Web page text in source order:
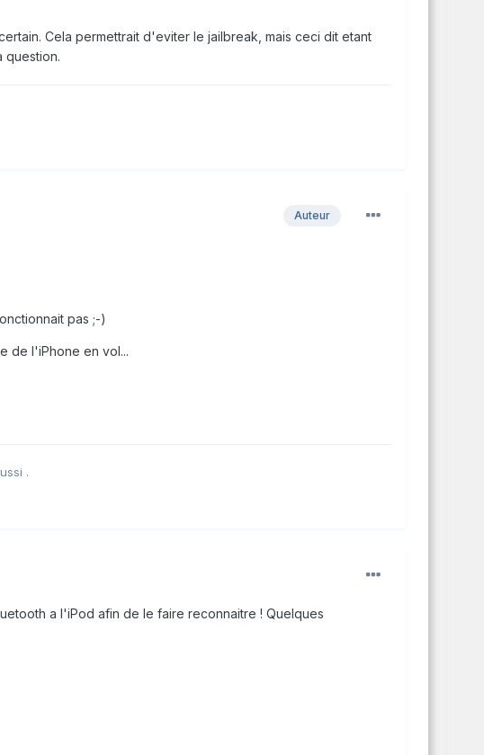
Cela permettrait d'eviter le jailbreak, mais ceci dit etant
question.
Auteur
pas ;-)
de l'iPhone en vol...
.
a l'iPod afin de le faire reconnaitre ! Quelques